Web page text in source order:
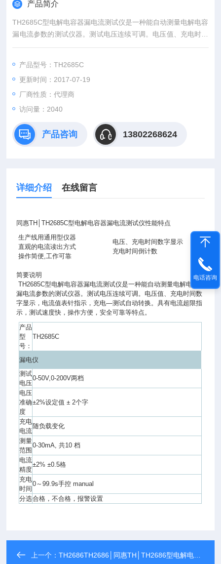
产品简介
TH2685C型电解电容器漏电流测试仪是一种能自动测量电解电容
漏电流参数的测试仪器。测试电压连续可调。电压值、充电时间
数字显示，电流值表针指示，充电—测试自动转换。具有电流超
产品型号：TH2685C
更新时间：2017-07-19
厂商性质：代理商
访问量：2040
产品咨询 13802268624
详细介绍 在线留言
同惠TH│TH2685C型电解电容器漏电流测试仪性能特点
生产线用通用型仪器
直观的电流读出方式
操作简便,工作可靠
电压、充电时间数字显示
充电时间倒计数
简要说明
TH2685C型电解电容器漏电流测试仪是一种能自动测量电解电容
漏电流参数的测试仪器。测试电压连续可调。电压值、充电时间数
字显示，电流值表针指示，充电—测试自动转换。具有电流超限指
示，测试速度快，操作方便，安全可靠等特点。
产品
型
号：
TH2685C
漏电仪
测试
电压
0-50V,0-200V两档
电压
准确
度
±2%设定值 ± 2个字
充电
电流
随负载变化
测量
范围
0-30mA, 共10 档
电流
精度
±2% ±0.5格
充电
时间
0～99.9s手控 manual
分选合格，不合格，报警设置
上一个：TH2686TH2686│同惠TH│TH2686型电解电容器漏电流测试仪
电话咨询